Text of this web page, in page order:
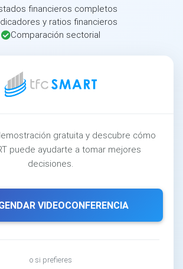
financieros completos
y ratios financieros
Comparación sectorial
gratuita y descubre cómo
puede ayudarte a tomar mejores
decisiones.
VIDEOCONFERENCIA
o si prefieres